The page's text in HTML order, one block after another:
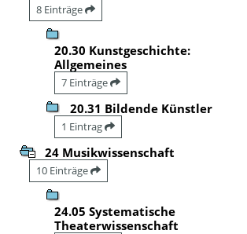
8 Einträge
20.30 Kunstgeschichte:
Allgemeines
7 Einträge
20.31 Bildende Künstler
1 Eintrag
24 Musikwissenschaft
10 Einträge
24.05 Systematische
Theaterwissenschaft